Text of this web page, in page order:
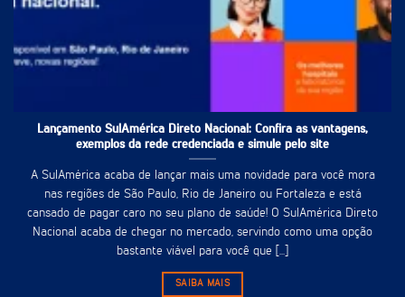
Lançamento SulAmérica Direto Nacional: Confira as vantagens,
exemplos da rede credenciada e simule pelo site
A SulAmérica acaba de lançar mais uma novidade para você mora
nas regiões de São Paulo, Rio de Janeiro ou Fortaleza e está
cansado de pagar caro no seu plano de saúde! O SulAmérica Direto
Nacional acaba de chegar no mercado, servindo como uma opção
bastante viável para você que [...]
SAIBA MAIS